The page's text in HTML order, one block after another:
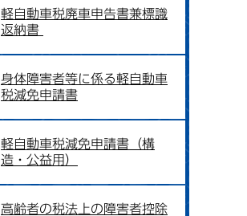
軽自動車税廃車申告書兼標識
返納書
身体障害者等に係る軽自動車
税減免申請書
軽自動車税減免申請書（構
造・公益用）
高齢者の税法上の障害者控除